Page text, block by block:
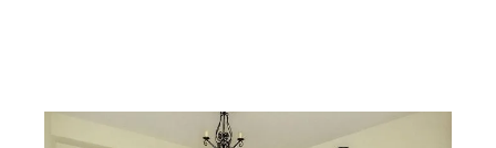
SEPTEMES LES VALLONS 13